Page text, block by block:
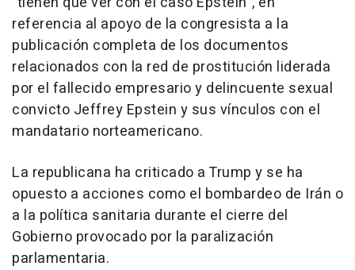
referencia al apoyo de la congresista a la
publicación completa de los documentos
relacionados con la red de prostitución liderada
por el fallecido empresario y delincuente sexual
convicto Jeffrey Epstein y sus vínculos con el
mandatario norteamericano.
La republicana ha criticado a Trump y se ha
opuesto a acciones como el bombardeo de Irán o
a la política sanitaria durante el cierre del
Gobierno provocado por la paralización
parlamentaria.